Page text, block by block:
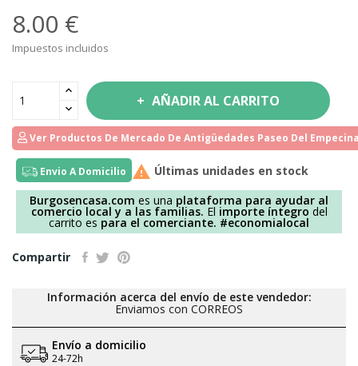
8.00 €
Impuestos incluidos
AÑADIR AL CARRITO
Ver Productos De Mercado De Antigüedades Paseo Del
Envio A Domicilio  Últimas unidades en stock
Burgosencasa.com es una plataforma para ayudar al
comercio local y a las familias. El importe íntegro del
carrito es para el comerciante. #economialocal
Compartir
Información acerca del envío de este vendedor:
Enviamos con CORREOS
Envío a domicilio
24-72h